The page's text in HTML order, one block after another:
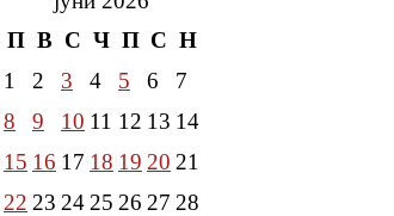
П В С Ч П С Н
1
2 3 4 5 6
7
8
9 10 11 12 13 14
15 16 17 18 19 20 21
22 23 24 25 26 27 28